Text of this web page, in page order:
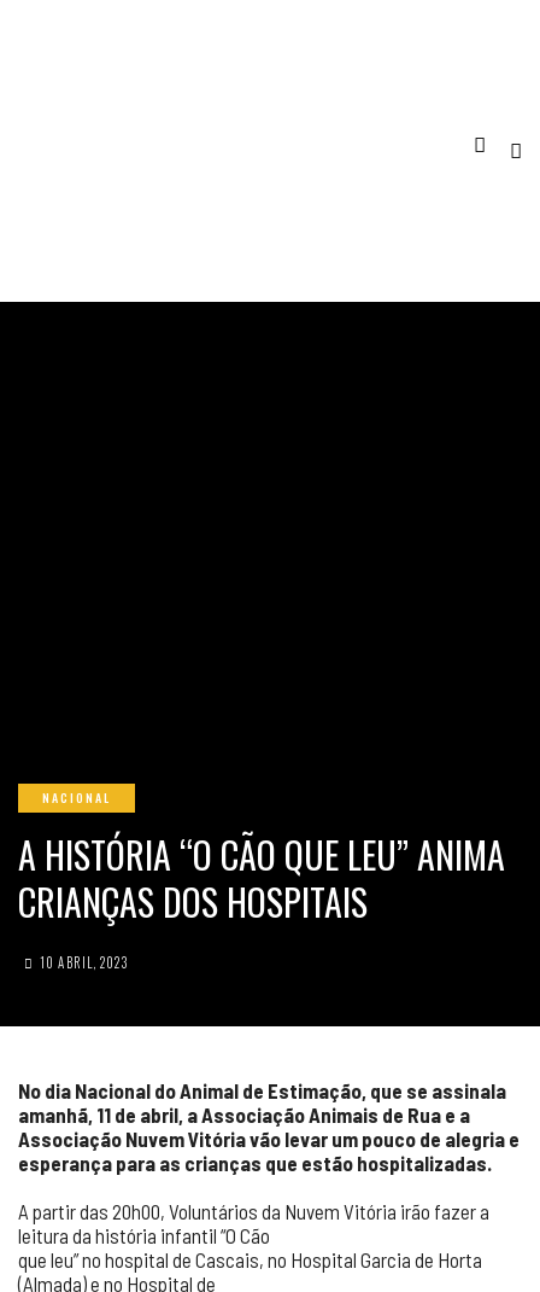
NACIONAL
A HISTÓRIA “O CÃO QUE LEU” ANIMA
CRIANÇAS DOS HOSPITAIS
10 ABRIL, 2023
No dia Nacional do Animal de Estimação, que se assinala
amanhã, 11 de abril, a Associação Animais de Rua e a
Associação Nuvem Vitória vão levar um pouco de alegria e
esperança para as crianças que estão hospitalizadas.
A partir das 20h00, Voluntários da Nuvem Vitória irão fazer a
leitura da história infantil “O Cão
que leu” no hospital de Cascais, no Hospital Garcia de Horta
(Almada) e no Hospital de